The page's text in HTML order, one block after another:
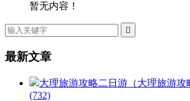
暂无内容！

最新文章
大理旅游攻略二日游（大理旅游攻
(732)